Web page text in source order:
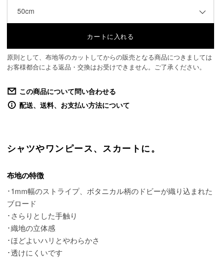
50cm
原則として、布地等のカットしてからの販売となる商品につきましては
お客様都合による返品・交換はお受けできません。ご了承ください。
この商品について問い合わせる
配送、送料、お支払い方法について
シャツやワンピース、スカートに。
布地の特徴
･1mm幅のストライプ、ボタニカル柄のドビーが織り込まれた
ブロード
･さらりとした手触り
･織地の立体感
･ほどよいハリとやわらかさ
･透けにくいです